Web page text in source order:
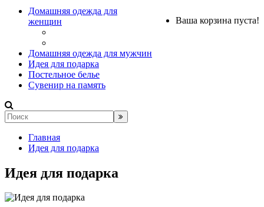
Ваша корзина пуста!
Домашняя одежда для
женщин
Домашняя одежда для мужчин
Идея для подарка
Постельное белье
Сувенир на память
Главная
Идея для подарка
Идея для подарка